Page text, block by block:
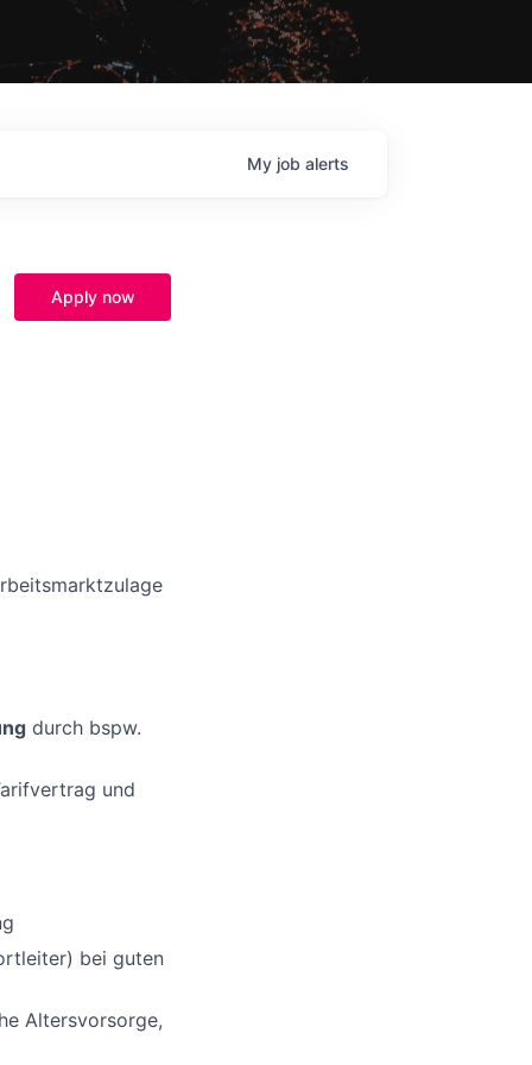
My job alerts
Apply now
durch bspw.
und
bei guten
Altersvorsorge,